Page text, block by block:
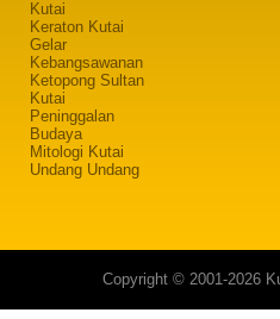
Kutai
Keraton Kutai
Gelar
Kebangsawanan
Ketopong Sultan
Kutai
Peninggalan
Budaya
Mitologi Kutai
Undang Undang
Copyright © 2001-2026